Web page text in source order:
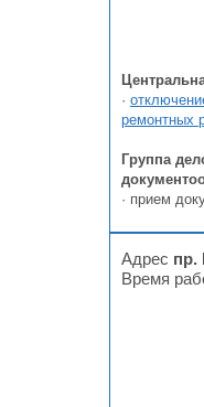
·
ремонтных
Группа
· прием
Адрес пр.
Время